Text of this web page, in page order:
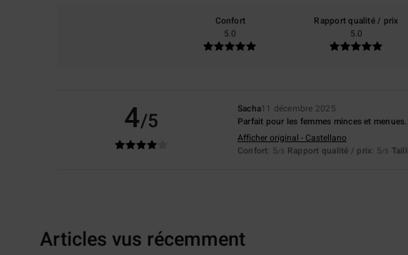
Confort
5.0
Rapport qualité / prix
5.0
4/5 Sacha11 décembre 2025
Parfait pour les femmes minces et
Afficher original - Castellano
Confort: 5/5 Rapport qualité / prix: 5/5
Articles vus récemment